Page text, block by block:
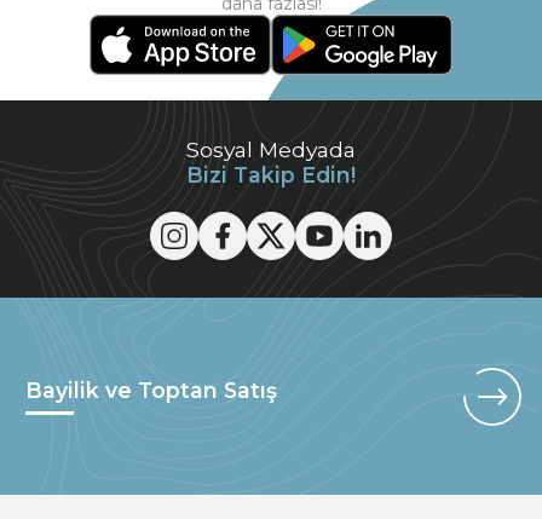
Sosyal Medyada
Bizi Takip Edin!
Bayilik ve Toptan Satış